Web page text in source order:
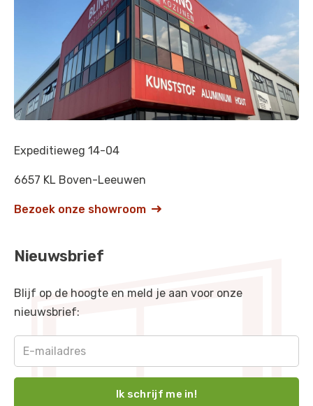
Expeditieweg 14-04
6657 KL Boven-Leeuwen
Bezoek onze showroom 
Nieuwsbrief
Blijf op de hoogte en meld je aan voor onze
nieuwsbrief: